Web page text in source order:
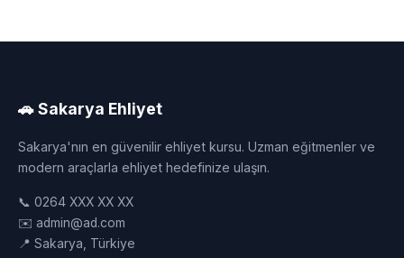
🚗 Sakarya Ehliyet
Sakarya'nın en güvenilir ehliyet kursu. Uzman eğitmenler ve
modern araçlarla ehliyet hedefinize ulaşın.
📞 0264 XXX XX XX
✉️ admin@ad.com
📍 Sakarya, Türkiye